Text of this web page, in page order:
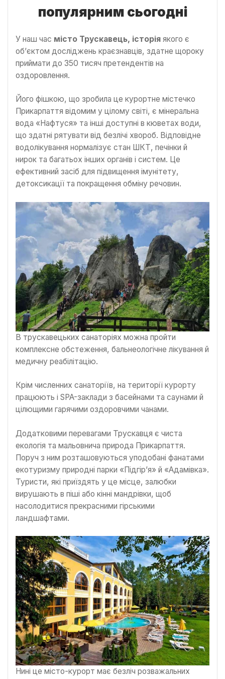
популярним сьогодні
У наш час місто Трускавець, історія якого є
об’єктом досліджень краєзнавців, здатне щороку
приймати до 350 тисяч претендентів на
оздоровлення.
Його фішкою, що зробила це курортне містечко
Прикарпаття відомим у цілому світі, є мінеральна
вода «Нафтуся» та інші доступні в кюветах води,
що здатні рятувати від безлічі хвороб. Відповідне
водолікування нормалізує стан ШКТ, печінки й
нирок та багатьох інших органів і систем. Це
ефективний засіб для підвищення імунітету,
детоксикації та покращення обміну речовин.
В трускавецьких санаторіях можна пройти
комплексне обстеження, бальнеологічне лікування й
медичну реабілітацію.
Крім численних санаторіїв, на території курорту
працюють і SPA-заклади з басейнами та саунами й
цілющими гарячими оздоровчими чанами.
Додатковими перевагами Трускавця є чиста
екологія та мальовнича природа Прикарпаття.
Поруч з ним розташовуються уподобані фанатами
екотуризму природні парки «Підгір’я» й «Адамівка».
Туристи, які приїздять у це місце, залюбки
вирушають в піші або кінні мандрівки, щоб
насолодитися прекрасними гірськими
ландшафтами.
Нині це місто-курорт має безліч розважальних